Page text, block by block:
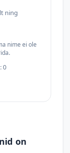
ning
nime ei ole
0
on